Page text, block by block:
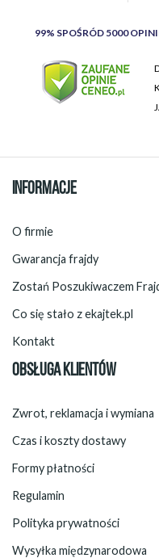
99% SPOŚRÓD 5000
INFORMACJE
O firmie
Gwarancja frajdy
Zostań Poszukiwaczem
Co się stało z ekajtek.pl
Kontakt
OBSŁUGA KLIENTÓW
Zwrot, reklamacja i wymiana
Czas i koszty dostawy
Formy płatności
Regulamin
Polityka prywatności
Wysyłka międzynarodowa